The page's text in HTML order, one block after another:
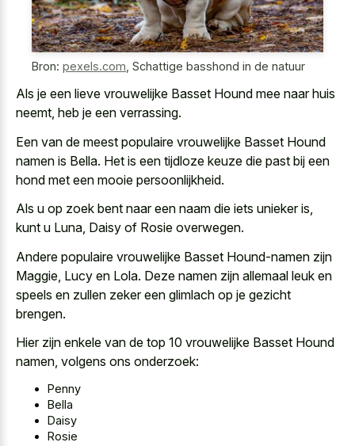
Bron: pexels.com Schattige basshond in de natuur
Als je een lieve vrouwelijke Basset Hound mee naar huis
neemt, heb je een verrassing.
Een van de meest populaire vrouwelijke Basset Hound
namen is Bella. Het is een tijdloze keuze die past bij een
hond met een mooie persoonlijkheid.
Als u op zoek bent naar een naam die iets unieker is,
kunt u Luna, Daisy of Rosie overwegen.
Andere populaire vrouwelijke Basset Hound-namen zijn
Maggie, Lucy en Lola. Deze namen zijn allemaal leuk en
speels en zullen zeker een glimlach op je gezicht
brengen.
Hier zijn enkele van de top 10 vrouwelijke Basset Hound
namen, volgens ons onderzoek:
Penny
Bella
Daisy
Rosie